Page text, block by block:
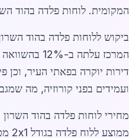
המקומית. לוחות פלדה בהוד
המרכז
דירות יוקרה בפאתי העיר, וכן
ועמידים בפני קורוזיה, מה